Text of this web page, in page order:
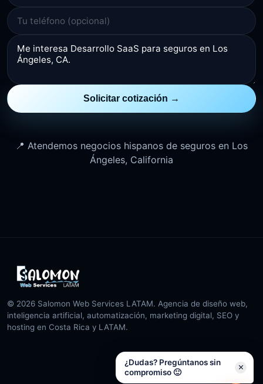
Solicitar cotización →
📍 Atendemos negocios hispanos de seguros en Los
Ángeles, California
© 2026 Salomon Web Services LATAM. Agencia de diseño web,
inteligencia artificial, automatización, marketing digital, SEO y
hosting en Costa Rica y LATAM.
¿Dudas? Pregúntanos sin
compromiso 🙂